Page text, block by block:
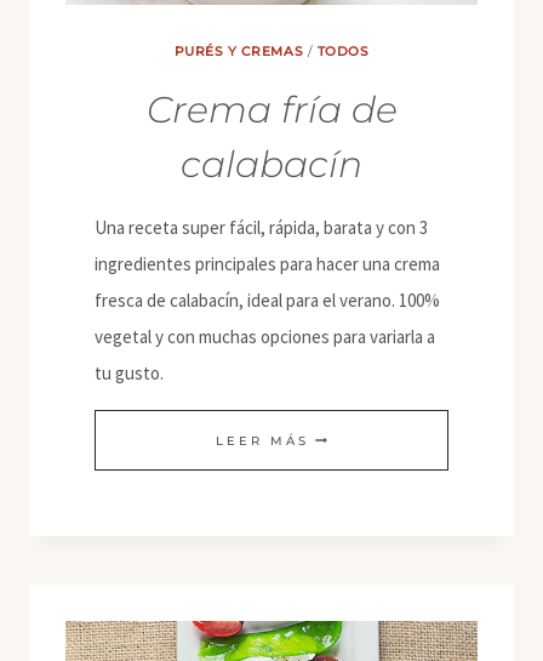
PURÉS Y CREMAS / TODOS
Crema fría de
calabacín
Una receta super fácil, rápida, barata y con 3
ingredientes principales para hacer una crema
fresca de calabacín, ideal para el verano. 100%
vegetal y con muchas opciones para variarla a
tu gusto.
LEER MÁS CREMA
FRÍA